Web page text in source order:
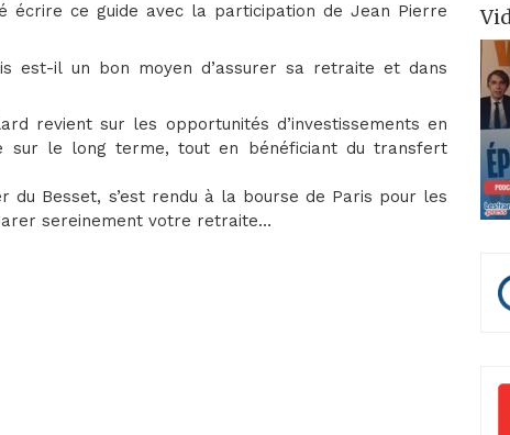
écrire ce guide avec la participation de Jean Pierre
est-il un bon moyen d’assurer sa retraite et dans
revient sur les opportunités d’investissements en
sur le long terme, tout en bénéficiant du transfert
du Besset, s’est rendu à la bourse de Paris pour les
sereinement votre retraite…